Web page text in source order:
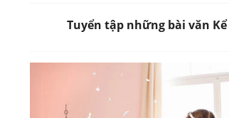
Tuyển tập những bài văn